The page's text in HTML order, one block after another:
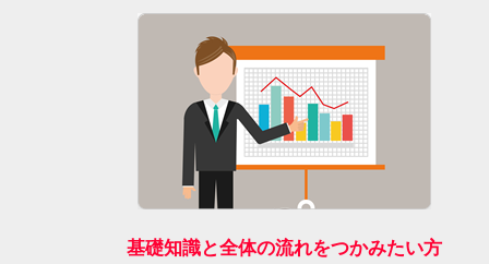
基礎知識と全体の流れをつかみたい方